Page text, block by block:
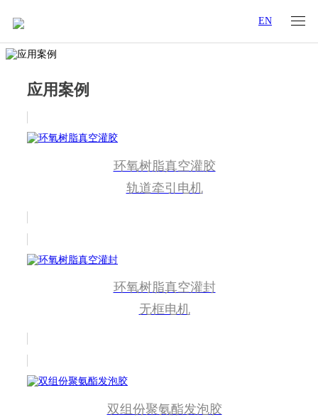
EN
应用案例
环氧树脂真空灌胶
轨道牵引电机
环氧树脂真空灌封
无框电机
双组份聚氨酯发泡胶